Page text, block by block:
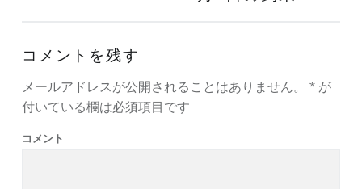
コメントを残す
メールアドレスが公開されることはありません。 *が
付いている欄は必須項目です
コメント